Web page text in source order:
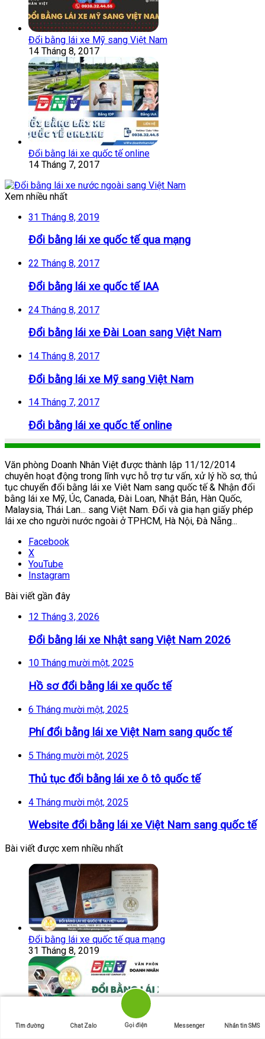
Đổi bằng lái xe Mỹ sang Việt Nam
14 Tháng 8, 2017
Đổi bằng lái xe quốc tế online
14 Tháng 7, 2017
Xem nhiều nhất
31 Tháng 8, 2019
Đổi bằng lái xe quốc tế qua mạng
22 Tháng 8, 2017
Đổi bằng lái xe quốc tế IAA
24 Tháng 8, 2017
Đổi bằng lái xe Đài Loan sang Việt Nam
14 Tháng 8, 2017
Đổi bằng lái xe Mỹ sang Việt Nam
14 Tháng 7, 2017
Đổi bằng lái xe quốc tế online
Văn phòng Doanh Nhân Việt được thành lập 11/12/2014
chuyên hoạt động trong lĩnh vực hỗ trợ tư vấn, xử lý hồ sơ, thủ
tục chuyển đổi bằng lái xe Viêt Nam sang quốc tế & Nhận đổi
bằng lái xe Mỹ, Úc, Canada, Đài Loan, Nhật Bản, Hàn Quốc,
Malaysia, Thái Lan... sang Việt Nam. Đổi và gia hạn giấy phép
lái xe cho người nước ngoài ở TPHCM, Hà Nội, Đà Nẵng...
Facebook
X
YouTube
Instagram
Bài viết gần đây
12 Tháng 3, 2026
Đổi bằng lái xe Nhật sang Việt Nam 2026
10 Tháng mười một, 2025
Hồ sơ đổi bằng lái xe quốc tế
6 Tháng mười một, 2025
Phí đổi bằng lái xe Việt Nam sang quốc tế
5 Tháng mười một, 2025
Thủ tục đổi bằng lái xe ô tô quốc tế
4 Tháng mười một, 2025
Website đổi bằng lái xe Việt Nam sang quốc tế
Bài viết được xem nhiều nhất
Đổi bằng lái xe quốc tế qua mạng
31 Tháng 8, 2019
Tìm đường Chat Zalo Gọi điện Messenger Nhắn tin SMS